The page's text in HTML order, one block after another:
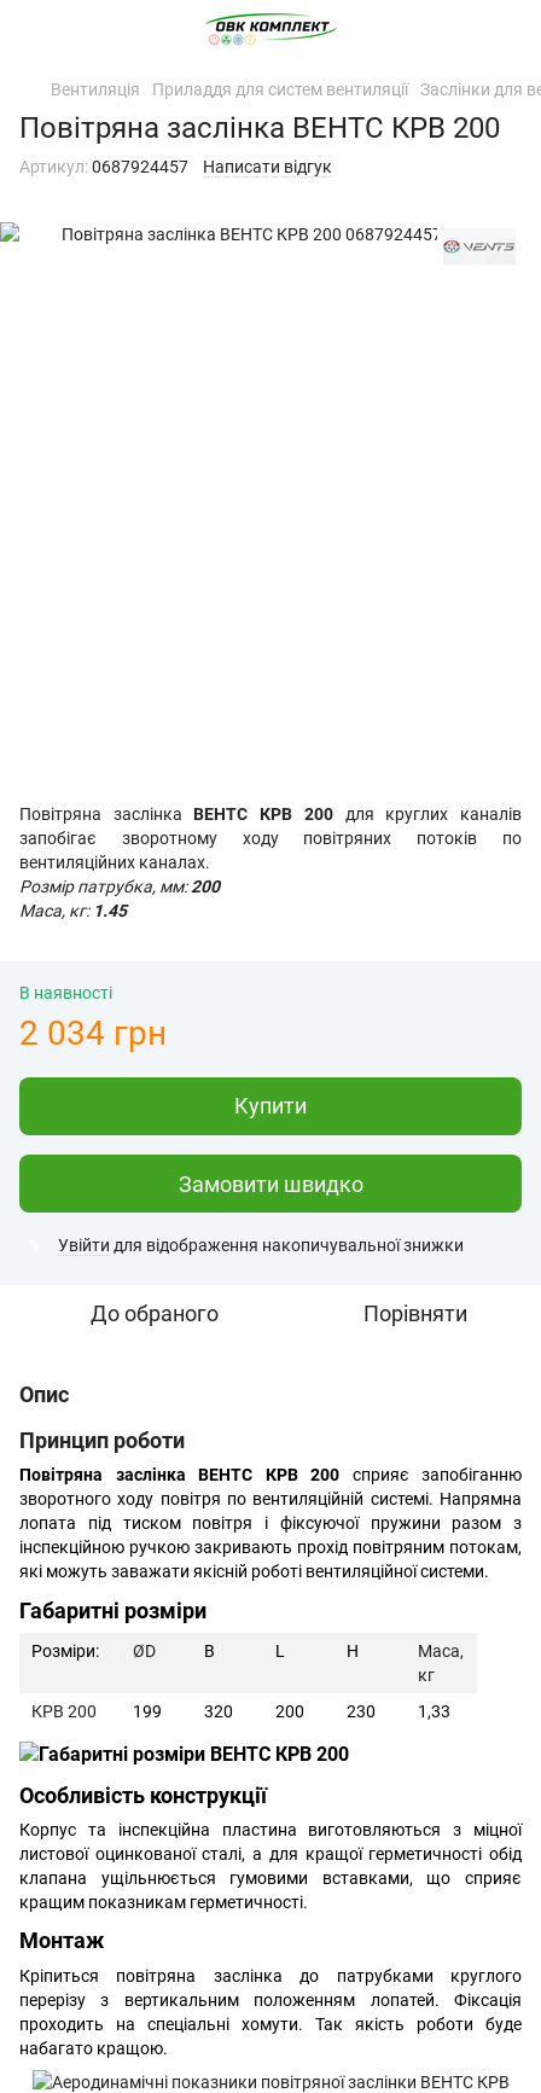
Вентиляція Приладдя для систем вентиляції Заслінки для
Повітряна заслінка ВЕНТС КРВ 200
Артикул:0687924457 Написати відгук
Повітряна заслінкаВЕНТС КРВ 200для круглих каналів
запобігає зворотному ходу повітряних потоків по
вентиляційних каналах.
Розмір патрубка, мм:200
Маса, кг: 1.45
В наявності
2 034 грн
Купити
Замовити швидко
Увійти для відображення накопичувальної знижки
До обраного Порівняти
Опис
Принцип роботи
Повітряна заслінка ВЕНТС КРВ 200 сприяє запобіганню
зворотного ходу повітря по вентиляційній системі. Напрямна
лопата під тиском повітря і фіксуючої пружини разом з
інспекційною ручкою закривають прохід повітряним потокам,
які можуть заважати якісній роботі вентиляційної системи.
Габаритні розміри
Розміри: ØD В L H
Маса,
кг
КРВ 200
199 320 200 230 1,33
Особливість конструкції
Корпус та інспекційна пластина виготовляються з міцної
листової оцинкованої сталі, а для кращої герметичності обід
клапана ущільнюється гумовими вставками, що сприяє
кращим показникам герметичності.
Монтаж
Кріпиться повітряна заслінка
до патрубками круглого
перерізу з вертикальним положенням лопатей. Фіксація
проходить на спеціальні хомути. Так якість роботи буде
набагато кращою.